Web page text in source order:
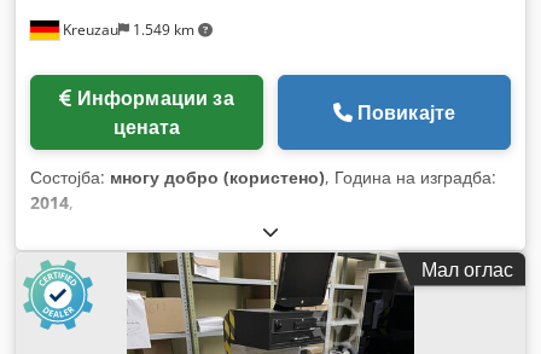
Kreuzau 1.549 km
цената
Повикајте
Состојба: многу добро (користено), Година на изградба:
2014,
Мал оглас